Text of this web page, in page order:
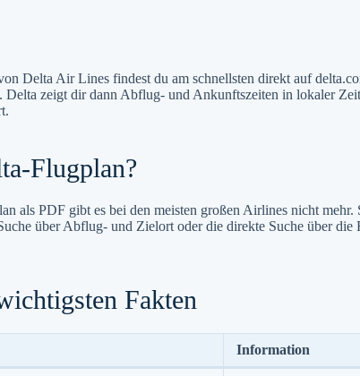
Delta Air Lines findest du am schnellsten direkt auf
zeigt dir dann Abflug- und Ankunftszeiten in lokaler
Flugplan?
als PDF gibt es bei den meisten großen Airlines nicht
über Abflug- und Zielort oder die direkte Suche über
Fakten
Information